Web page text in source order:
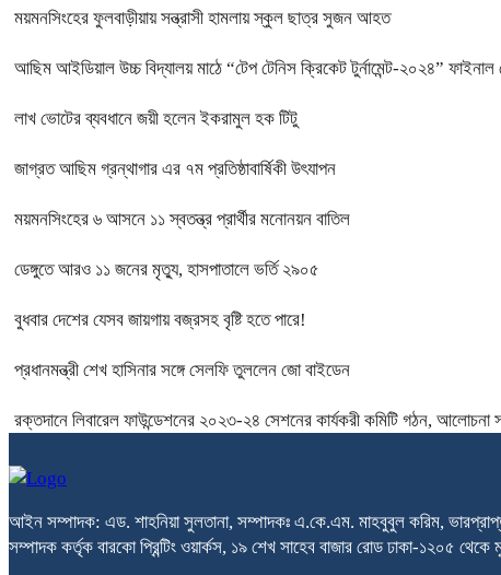
ময়মনসিংহের ফুলবাড়ীয়ায় সন্ত্রাসী হামলায় স্কুল ছাত্র সুজন আহত
আছিম আইডিয়াল উচ্চ বিদ্যালয় মাঠে “টেপ টেনিস ক্রিকেট টুর্নামেন্ট-২০২৪” ফাইনাল
লাখ ভোটের ব্যবধানে জয়ী হলেন ইকরামুল হক টিটু
জাগ্রত আছিম গ্রন্থাগার এর ৭ম প্রতিষ্ঠাবার্ষিকী উৎযাপন
ময়মনসিংহের ৬ আসনে ১১ স্বতন্ত্র প্রার্থীর মনোনয়ন বাতিল
ডেঙ্গুতে আরও ১১ জনের মৃত্যু, হাসপাতালে ভর্তি ২৯০৫
বুধবার দেশের যেসব জায়গায় বজ্রসহ বৃষ্টি হতে পারে!
প্রধানমন্ত্রী শেখ হাসিনার সঙ্গে সেলফি তুললেন জো বাইডেন
রক্তদানে লিবারেল ফাউন্ডেশনের ২০২৩-২৪ সেশনের কার্যকরী কমিটি গঠন, আলোচনা
আইন সম্পাদক: এড. শাহনিয়া সুলতানা, সম্পাদকঃ এ.কে.এম. মাহবুবুল করিম,
সম্পাদক কর্তৃক বারকো প্রিন্টিং ওয়ার্কস, ১৯ শেখ সাহেব বাজার রোড ঢাকা-১২০৫